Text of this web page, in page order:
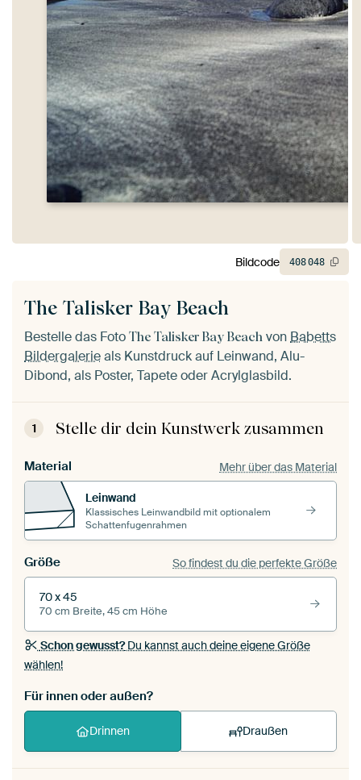
The Talisker Bay Beach
Bestelle das Foto The Talisker Bay Beach vonBabetts
Bildergalerieals Kunstdruck auf Leinwand, Alu-
Dibond, als Poster, Tapete oder Acrylglasbild.
1 Stelle dir dein Kunstwerk zusammen
Material Mehr über das Material
Leinwand
Klassisches Leinwandbild mit optionalem
Schattenfugenrahmen
Größe So findest du die perfekte Größe
70 x 45
70 cm Breite, 45 cm Höhe
Schon gewusst?Du kannst auch deine eigene Größe
wählen!
Für innen oder außen?
Drinnen Draußen
Bildcode 408048